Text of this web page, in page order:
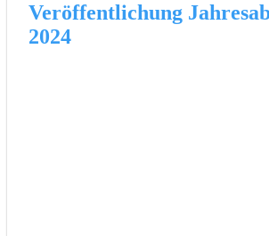
Veröffentlichung
2024